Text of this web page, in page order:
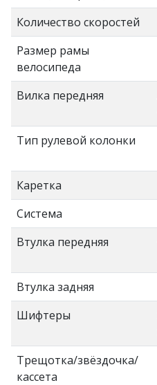
Количество скоростей
Размер рамы
велосипеда
Вилка передняя
Тип рулевой колонки
Каретка
Система
Втулка передняя
Втулка задняя
Шифтеры
Трещотка/звёздочка/
кассета